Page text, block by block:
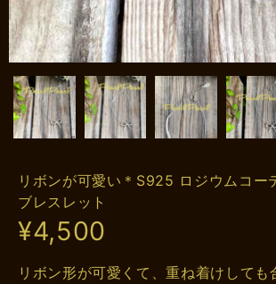
リボンが可愛い＊S925 ロジウムコー
ブレスレット
¥4,500
リボン形が可愛くて、重ね着けしても